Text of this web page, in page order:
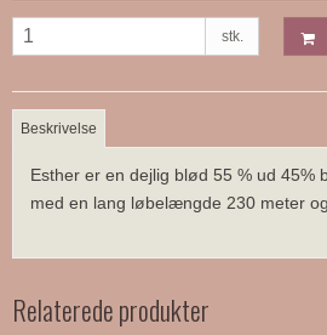
stk.
Beskrivelse
Esther er en dejlig blød 55 % ud 45%
med en lang løbelængde 230 meter
Relaterede produkter